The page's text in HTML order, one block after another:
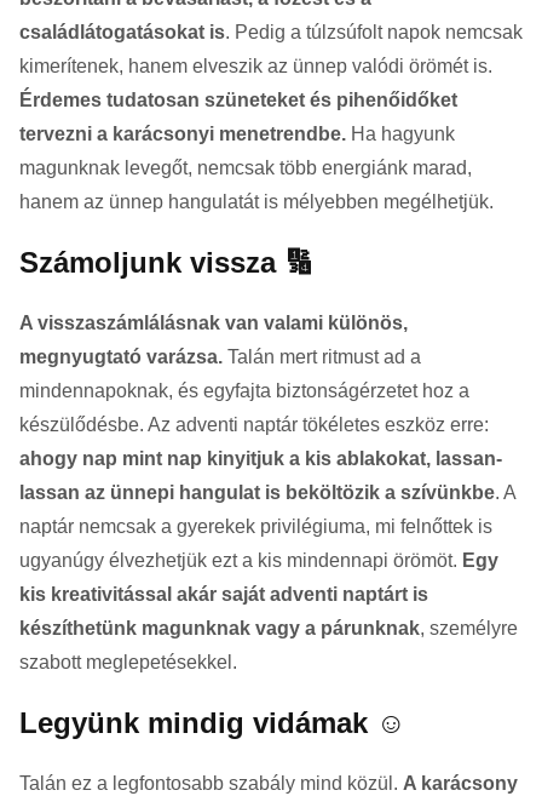
családlátogatásokat is. Pedig a túlzsúfolt napok nemcsak
kimerítenek, hanem elveszik az ünnep valódi örömét is.
Érdemes tudatosan szüneteket és pihenőidőket
tervezni a karácsonyi menetrendbe. Ha hagyunk
magunknak levegőt, nemcsak több energiánk marad,
hanem az ünnep hangulatát is mélyebben megélhetjük.
Számoljunk vissza 🔢
A visszaszámlálásnak van valami különös,
megnyugtató varázsa. Talán mert ritmust ad a
mindennapoknak, és egyfajta biztonságérzetet hoz a
készülődésbe. Az adventi naptár tökéletes eszköz erre:
ahogy nap mint nap kinyitjuk a kis ablakokat, lassan-
lassan az ünnepi hangulat is beköltözik a szívünkbe. A
naptár nemcsak a gyerekek privilégiuma, mi felnőttek is
ugyanúgy élvezhetjük ezt a kis mindennapi örömöt. Egy
kis kreativitással akár saját adventi naptárt is
készíthetünk magunknak vagy a párunknak, személyre
szabott meglepetésekkel.
Legyünk mindig vidámak ☺️
Talán ez a legfontosabb szabály mind közül. A karácsony